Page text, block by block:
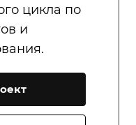
цикла по
и